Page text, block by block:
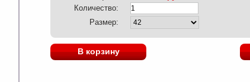
Количество:
Размер:
В корзину